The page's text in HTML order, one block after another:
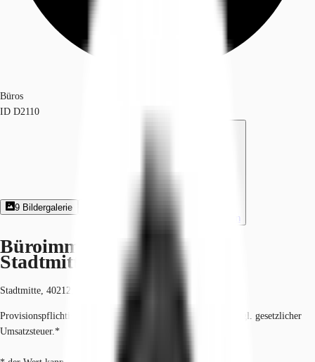
Büros
ID D2110
9 Bildergalerie
Exposé herunterladen
Büroimmobilie - Düsseldorf,
Stadtmitte - D2110
Stadtmitte, 40212, Düsseldorf, Nordrhein-Westfalen
Provisionspflichtig: bei Anmietung 3 Netto-Monatsmieten zzgl. gesetzlicher
Umsatzsteuer.*